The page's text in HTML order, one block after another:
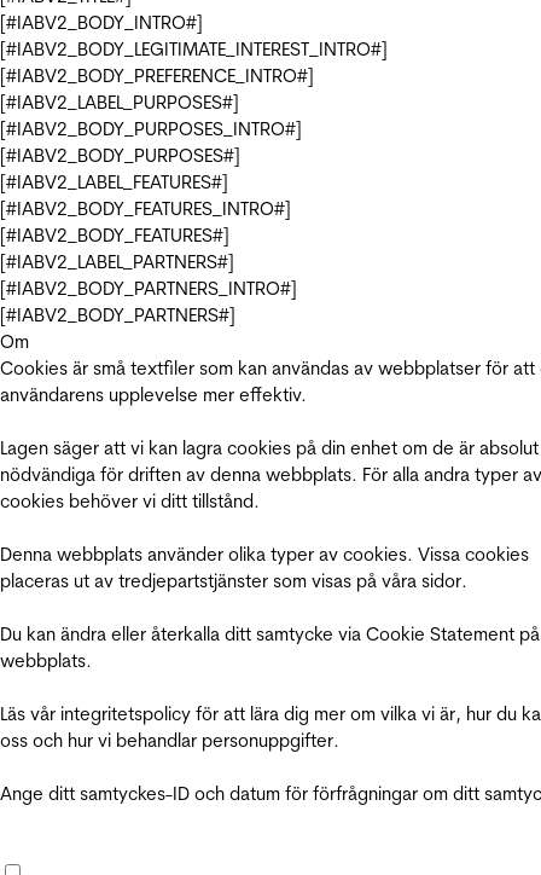
[#IABV2_BODY_INTRO#]
[#IABV2_BODY_LEGITIMATE_INTEREST_INTRO#]
[#IABV2_BODY_PREFERENCE_INTRO#]
[#IABV2_LABEL_PURPOSES#]
[#IABV2_BODY_PURPOSES_INTRO#]
[#IABV2_BODY_PURPOSES#]
[#IABV2_LABEL_FEATURES#]
[#IABV2_BODY_FEATURES_INTRO#]
[#IABV2_BODY_FEATURES#]
[#IABV2_LABEL_PARTNERS#]
[#IABV2_BODY_PARTNERS_INTRO#]
[#IABV2_BODY_PARTNERS#]
Om
Cookies är små textfiler som kan användas av webbplatser för att
användarens upplevelse mer effektiv.
Lagen säger att vi kan lagra cookies på din enhet om de är absolut
nödvändiga för driften av denna webbplats. För alla andra typer av
cookies behöver vi ditt tillstånd.
Denna webbplats använder olika typer av cookies. Vissa cookies
placeras ut av tredjepartstjänster som visas på våra sidor.
Du kan ändra eller återkalla ditt samtycke via Cookie Statement
webbplats.
Läs vår integritetspolicy för att lära dig mer om vilka vi är, hur du
oss och hur vi behandlar personuppgifter.
Ange ditt samtyckes-ID och datum för förfrågningar om ditt